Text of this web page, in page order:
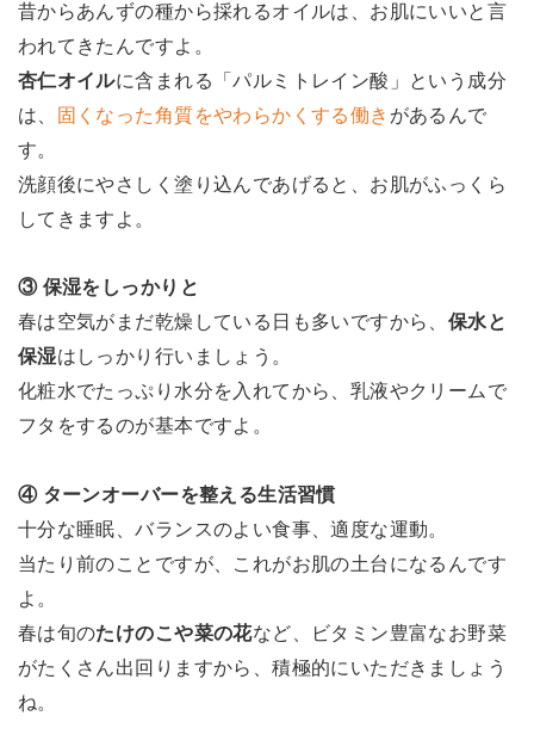
昔からあんずの種から採れるオイルは、お肌にいいと言
われてきたんですよ。
杏仁オイルに含まれる「パルミトレイン酸」という成分
は、 固くなった角質をやわらかくする働き があるんで
す。
洗顔後にやさしく塗り込んであげると、お肌がふっくら
してきますよ。
③ 保湿をしっかりと
春は空気がまだ乾燥している日も多いですから、 保水と
保湿はしっかり行いましょう。
化粧水でたっぷり水分を入れてから、乳液やクリームで
フタをするのが基本ですよ。
④ ターンオーバーを整える生活習慣
十分な睡眠、バランスのよい食事、適度な運動。
当たり前のことですが、これがお肌の土台になるんです
よ。
春は旬のたけのこや菜の花など、ビタミン豊富なお野菜
がたくさん出回りますから、積極的にいただきましょう
ね。